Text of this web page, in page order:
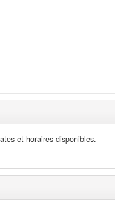
et horaires disponibles.